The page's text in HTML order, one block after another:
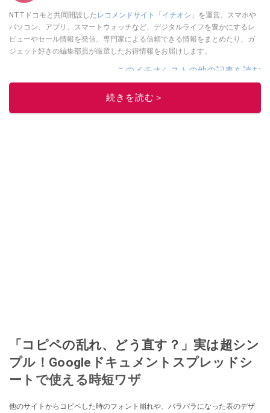
NTTドコモと共同開設した レコメンドサイト「イチオシ」 を運営。スマホや
パソコン、アプリ、スマートウォッチなど、デジタルライフを豊かにするレ
ビューやセール情報を発信。専門家による信頼できる情報をまとめたり、ガ
ジェット好きの編集部員が厳選したお得情報をお届けします。
このイチオシストの他の記事を読む
続きを読む＞
「コピペの乱れ、どう直す？」実は超シン
プル！Googleドキュメントスプレッドシ
ートで使える時短ワザ
他のサイトからコピペした時のフォント崩れや、バラバラになった表のデザ